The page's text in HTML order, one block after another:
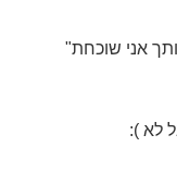
אני שוכחת"
לא ):